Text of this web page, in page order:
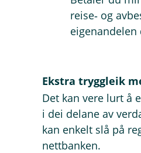
reise‑ og
Ekstra tryggleik
Det kan vere lurt å
i dei delane av
kan enkelt slå på
nettbanken.